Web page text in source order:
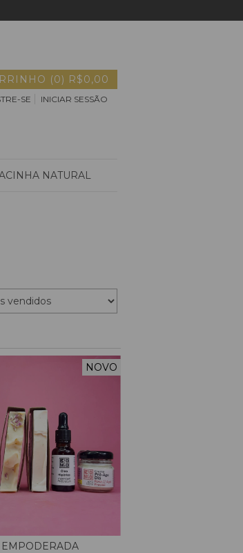
(0) R$0,00
SE INICIAR SESSÃO
NATURAL
NOVO
EMPODERADA